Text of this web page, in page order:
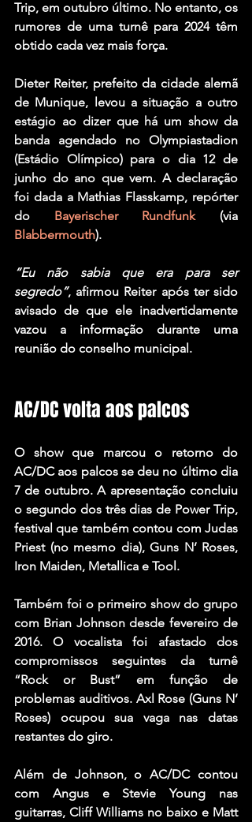
Trip, em outubro último. No entanto, os
rumores de uma turnê para 2024 têm
obtido cada vez mais força.
Dieter Reiter, prefeito da cidade alemã
de Munique, levou a situação a outro
estágio ao dizer que há um show da
banda agendado no Olympiastadion
(Estádio Olímpico) para o dia 12 de
junho do ano que vem. A declaração
foi dada a Mathias Flasskamp, repórter
do Bayerischer Rundfunk
Blabbermouth).
“Eu não sabia que era para ser
segredo”, afirmou Reiter após ter sido
avisado de que ele inadvertidamente
vazou a informação durante uma
reunião do conselho municipal.
AC/DC volta aos palcos
O show que marcou o retorno do
AC/DC aos palcos se deu no último dia
7 de outubro. A apresentação concluiu
o segundo dos três dias de Power Trip,
festival que também contou com Judas
Priest (no mesmo dia), Guns N’ Roses,
Iron Maiden, Metallica e Tool.
Também foi o primeiro show do grupo
com Brian Johnson desde fevereiro de
2016. O vocalista foi afastado dos
compromissos seguintes da turnê
“Rock or Bust” em função de
problemas auditivos. Axl Rose (Guns N’
Roses) ocupou sua vaga nas datas
restantes do giro.
Além de Johnson, o AC/DC contou
com Angus e Stevie Young nas
guitarras, Cliff Williams no baixo e Matt